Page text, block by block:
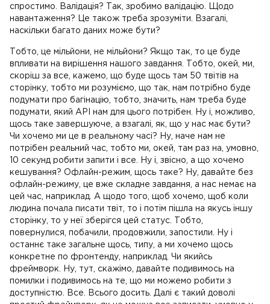
спростимо. Валідація? Так, зробимо валідацію. Щодо
навантаження? Це також треба зрозуміти. Взагалі,
наскільки багато даних може бути?
Тобто, це мільйони, не мільйони? Якщо так, то це буде
впливати на вирішення нашого завдання. Тобто, окей, ми,
скоріш за все, кажемо, що буде щось там 50 твітів на
сторінку, тобто ми розуміємо, що так, нам потрібно буде
подумати про багінацію, тобто, значить, нам треба буде
подумати, який API нам для цього потрібен. Ну і, можливо,
щось таке завершуюче, а взагалі, як, що у нас має бути?
Чи хочемо ми це в реальному часі? Ну, наче нам не
потрібен реальний час, тобто ми, окей, там раз на, умовно,
10 секунд робити запити і все. Ну і, звісно, а що хочемо
кешування? Офлайн-режим, щось таке? Ну, давайте без
офлайн-режиму, це вже складне завдання, а нас немає на
цей час, наприклад. А щодо того, щоб хочемо, щоб коли
людина почала писати твіт, то і потім пішла на якусь іншу
сторінку, то у неї зберігся цей статус. Тобто,
повернулися, побачили, продовжили, запостили. Ну і
останнє таке загальне щось, типу, а ми хочемо щось
конкретне по фронтенду, наприклад. Чи якийсь
фреймворк. Ну, тут, скажімо, давайте подивимось на
помилки і подивимось на те, що ми можемо робити з
доступністю. Все. Всього досить. Далі є такий доволі